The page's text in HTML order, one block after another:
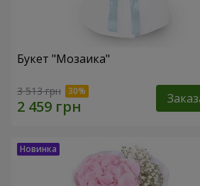
Букет "Мозаика"
3 513 грн